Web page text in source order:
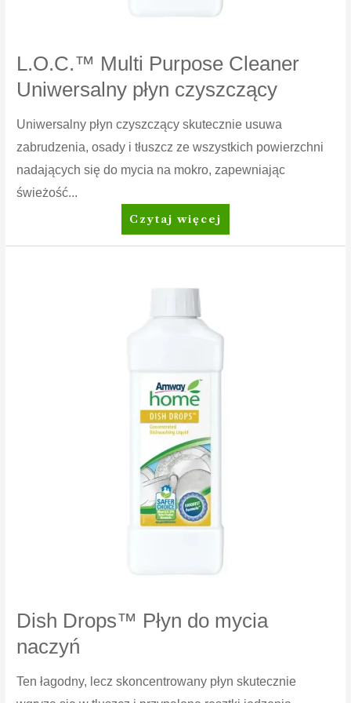
L.O.C.™ Multi Purpose Cleaner
Uniwersalny płyn czyszczący
Uniwersalny płyn czyszczący skutecznie usuwa
zabrudzenia, osady i tłuszcz ze wszystkich powierzchni
nadających się do mycia na mokro, zapewniając
świeżość...
L.O.C.™
Multi
Uniwersalny
czyszczący
Czytaj więcej
Dish Drops™ Płyn do mycia
naczyń
Ten łagodny, lecz skoncentrowany płyn skutecznie